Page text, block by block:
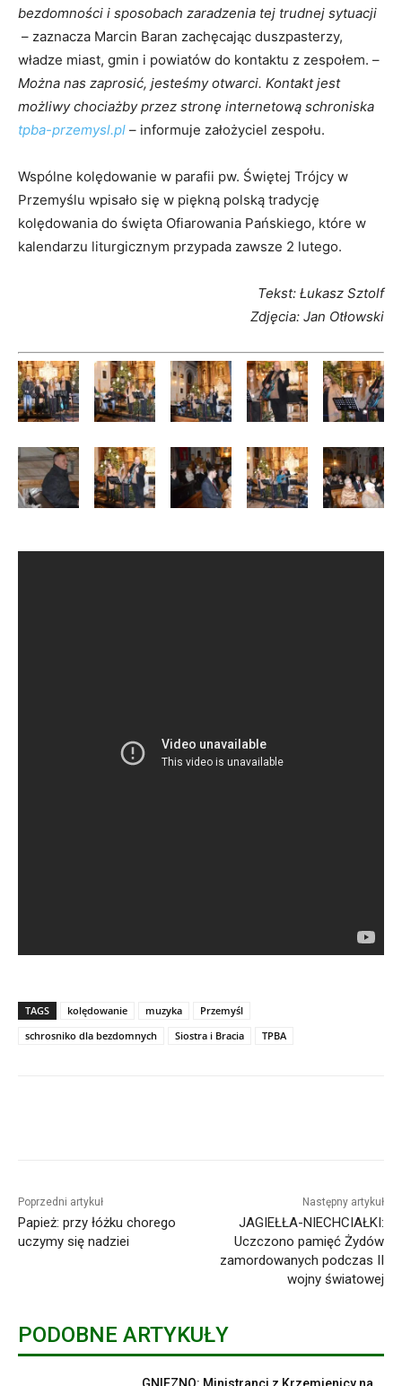
bezdomności i sposobach zaradzenia tej trudnej sytuacji
– zaznacza Marcin Baran zachęcając duszpasterzy,
władze miast, gmin i powiatów do kontaktu z zespołem. –
Można nas zaprosić, jesteśmy otwarci. Kontakt jest
możliwy chociażby przez stronę internetową schroniska
tpba-przemysl.pl – informuje założyciel zespołu.
Wspólne kolędowanie w parafii pw. Świętej Trójcy w
Przemyślu wpisało się w piękną polską tradycję
kolędowania do święta Ofiarowania Pańskiego, które w
kalendarzu liturgicznym przypada zawsze 2 lutego.
Tekst: Łukasz Sztolf
Zdjęcia: Jan Otłowski
TAGS kolędowanie muzyka
Przemyśl
schrosniko dla bezdomnych
Siostra i Bracia TPBA
Poprzedni artykuł
Papież: przy łóżku chorego
uczymy się nadziei
Następny artykuł
JAGIEŁŁA-NIECHCIAŁKI:
Uczczono pamięć Żydów
zamordowanych podczas II
wojny światowej
PODOBNE ARTYKUŁY
GNIEZNO: Ministranci z Krzemienicy na